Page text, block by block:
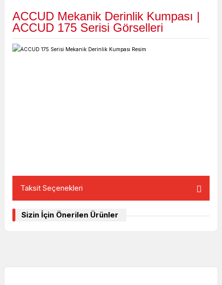
ACCUD Mekanik Derinlik Kumpası |
ACCUD 175 Serisi Görselleri
Taksit Seçenekleri
Sizin İçin Önerilen Ürünler